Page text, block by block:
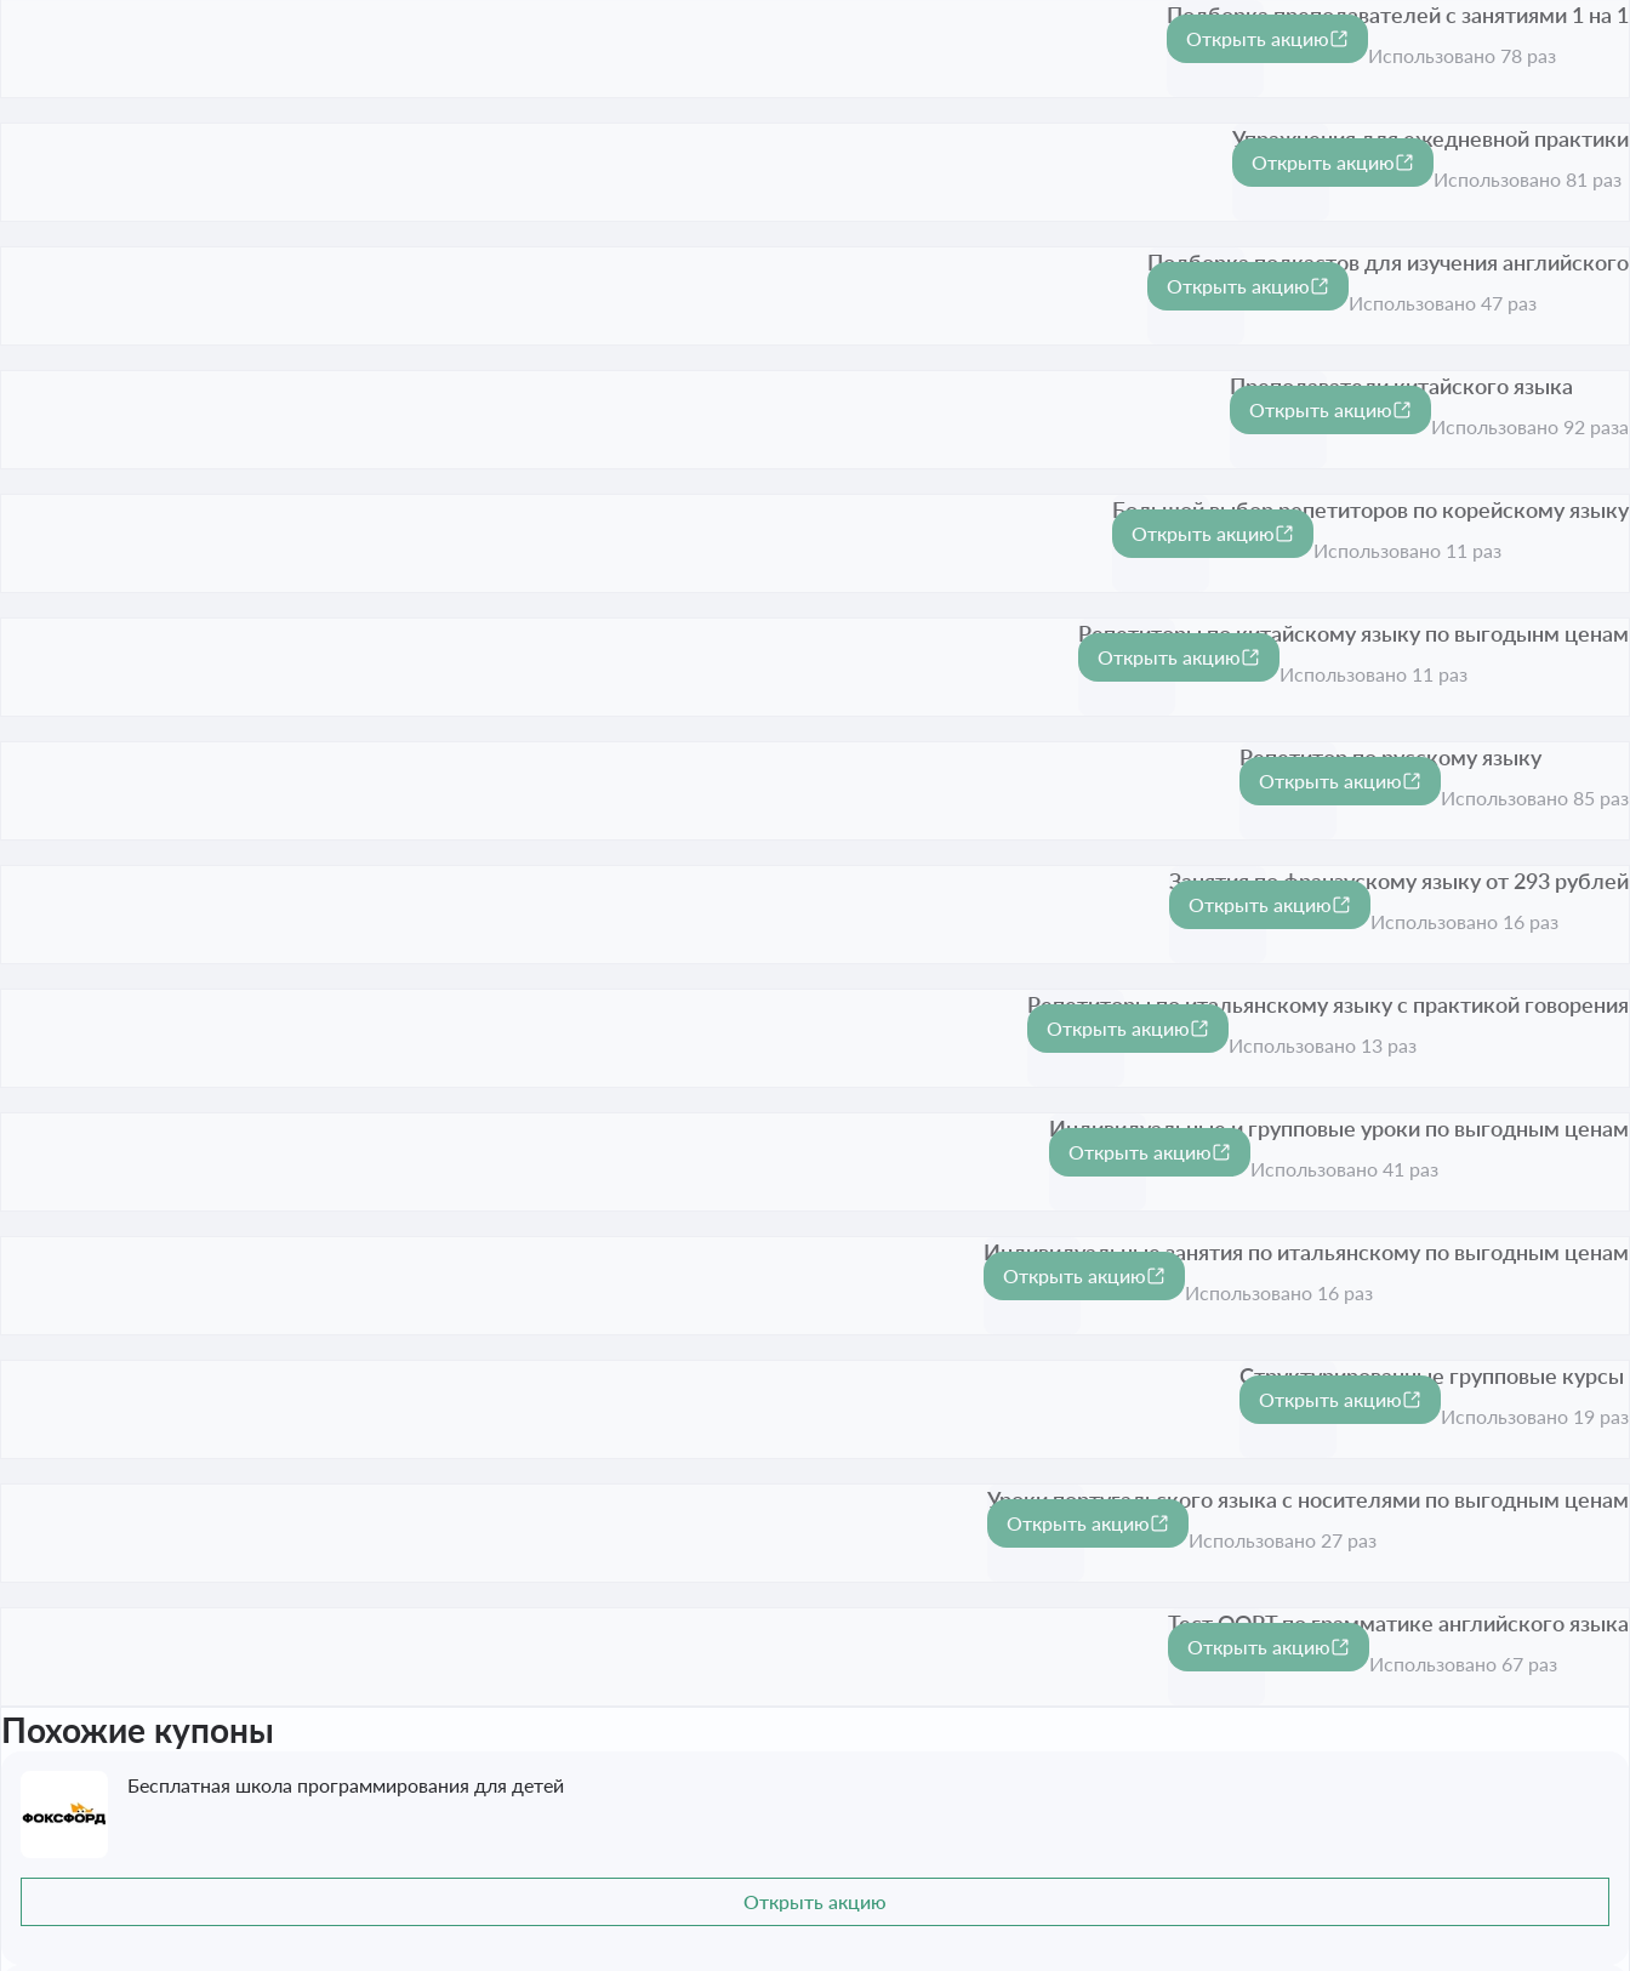
Подборка преподавателей с занятиями 1 на 1
Срок акции истёк
Открыть акцию
Использовано 78 раз
Упражнения для ежедневной практики
Срок акции истёк
Открыть акцию
Использовано 81 раз
Подборка подкастов для изучения английского
Срок акции истёк
Открыть акцию
Использовано 47 раз
Преподаватели китайского языка
Срок акции истёк
Открыть акцию
Использовано 92 раза
Большой выбор репетиторов по корейскому языку
Срок акции истёк
Открыть акцию
Использовано 11 раз
Репетиторы по китайскому языку по выгодынм ценам
Срок акции истёк
Открыть акцию
Использовано 11 раз
Репетитор по русскому языку
Срок акции истёк
Открыть акцию
Использовано 85 раз
Занятия по франзускому языку от 293 рублей
Срок акции истёк
Открыть акцию
Использовано 16 раз
Репетиторы по итальянскому языку с практикой говорения
Срок акции истёк
Открыть акцию
Использовано 13 раз
Индивидуальные и групповые уроки по выгодным ценам
Срок акции истёк
Открыть акцию
Использовано 41 раз
Индивидуальные занятия по итальянскому по выгодным ценам
Срок акции истёк
Открыть акцию
Использовано 16 раз
Структурированные групповые курсы
Срок акции истёк
Открыть акцию
Использовано 19 раз
Уроки португальского языка с носителями по выгодным ценам
Срок акции истёк
Открыть акцию
Использовано 27 раз
Тест OOPT по грамматике английского языка
Срок акции истёк
Открыть акцию
Использовано 67 раз
Похожие купоны
Бесплатная школа программирования для детей
Открыть акцию